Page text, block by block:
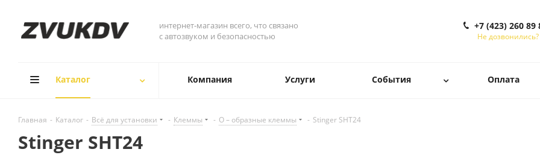
интернет-магазин всего, что связано
с автозвуком и безопасностью
+7 (423) 260 89
Не дозвонились?
Каталог Компания Услуги События Оплата
Главная - Каталог - Всё для установки - Клеммы - О – образные клеммы - Stinger SHT24
Stinger SHT24